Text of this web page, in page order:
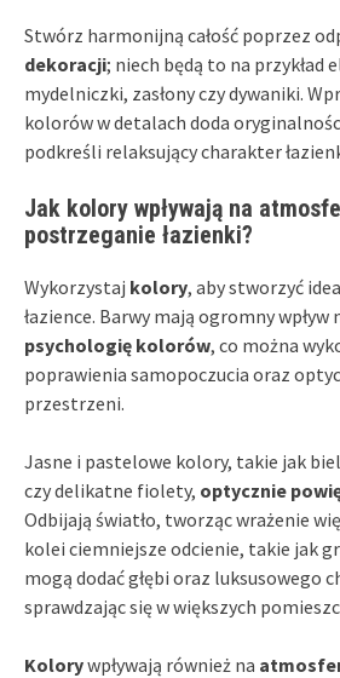
Stwórz harmonijną całość poprzez
dekoracji; niech będą to na przykład
mydelniczki, zasłony czy dywaniki.
kolorów w detalach doda
podkreśli relaksujący charakter
Jak kolory wpływają na
postrzeganie łazienki?
Wykorzystaj kolory, aby stworzyć
łazience. Barwy mają ogromny wpływ
psychologię kolorów, co można
poprawienia samopoczucia oraz
przestrzeni.
Jasne i pastelowe kolory, takie jak
czy delikatne fiolety, optycznie
Odbijają światło, tworząc wrażenie
kolei ciemniejsze odcienie, takie jak
mogą dodać głębi oraz luksusowego
sprawdzając się w większych
Kolorywpływają również na